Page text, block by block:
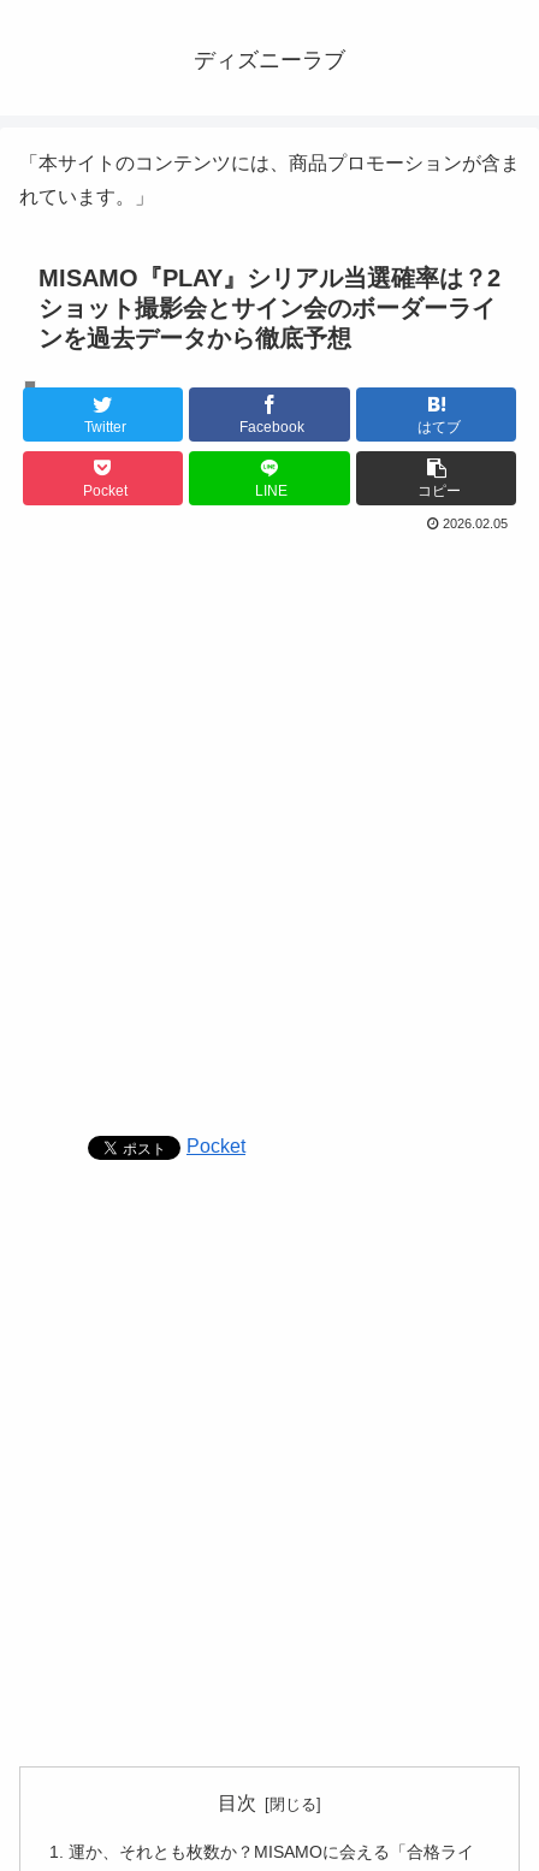
ディズニーラブ
「本サイトのコンテンツには、商品プロモーションが含ま
れています。」
MISAMO『PLAY』シリアル当選確率は？2
ショット撮影会とサイン会のボーダーライ
ンを過去データから徹底予想
Twitter Facebook はてブ
Pocket LINE コピー
2026.02.05
Pocket
目次
運か、それとも枚数か？MISAMOに会える「合格ライ